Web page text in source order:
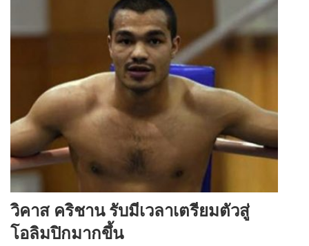
วิคาส คริชาน รับมีเวลาเตรียมตัวสู่
โอลิมปิกมากขึ้น